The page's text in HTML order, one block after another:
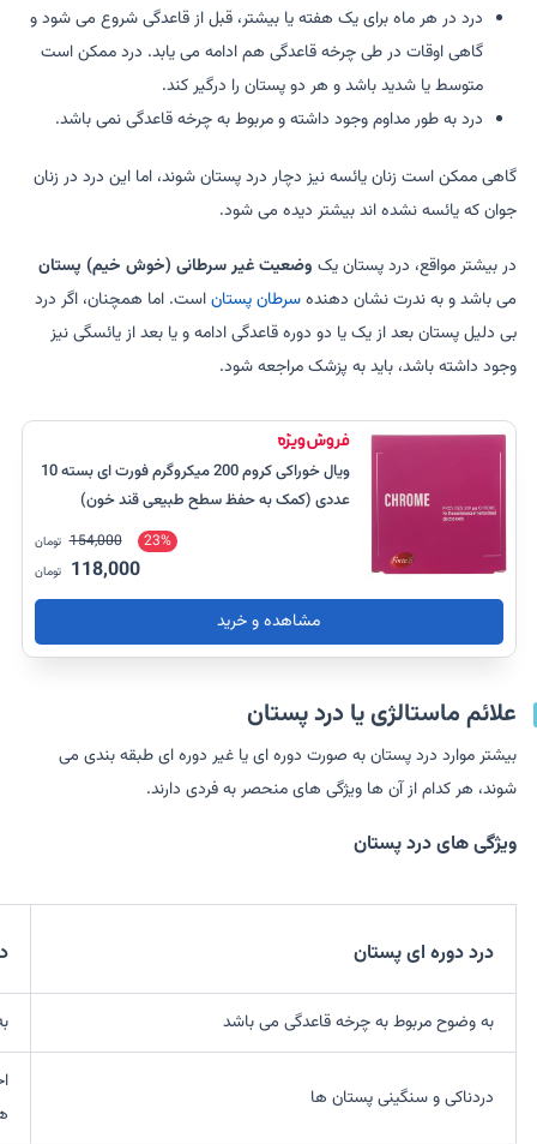
درد در هر ماه برای یک هفته یا بیشتر، قبل از قاعدگی شروع می شود و
گاهی اوقات در طی چرخه قاعدگی هم ادامه می یابد. درد ممکن است
متوسط ​​یا شدید باشد و هر دو پستان را درگیر کند.
درد به طور مداوم وجود داشته و مربوط به چرخه قاعدگی نمی باشد.
گاهی ممکن است زنان یائسه نیز دچار درد پستان شوند، اما این درد در زنان
جوان که یائسه نشده اند بیشتر دیده می شود.
در بیشتر مواقع، درد پستان یک وضعیت غیر سرطانی (خوش خیم) پستان
می باشد و به ندرت نشان دهندهسرطان پستاناست. اما همچنان، اگر درد
بی دلیل پستان بعد از یک یا دو دوره قاعدگی ادامه و یا بعد از یائسگی نیز
وجود داشته باشد، باید به پزشک مراجعه شود.
ویال خوراکی کروم 200 میکروگرم فورت ای بسته 10
عددی (کمک به حفظ سطح طبیعی قند خون)
23%
154,000 تومان
118,000 تومان
مشاهده و خرید
علائم ماستالژی یا درد پستان
بیشتر موارد درد پستان به صورت دوره ای یا غیر دوره ای طبقه بندی می
شوند، هر کدام از آن ها ویژگی های منحصر به فردی دارند.
ویژگی های درد پستان
درد دوره ای پستان
به وضوح مربوط به چرخه قاعدگی می باشد
دردناکی و سنگینی پستان ها